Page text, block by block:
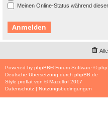
Meinen Online-Status während
Powered by phpBB® Forum Software ©
Deutsche Übersetzung durch phpBB.de
Style proflat von ©Mazeltof 2017
Datenschutz | Nutzungsbedingungen